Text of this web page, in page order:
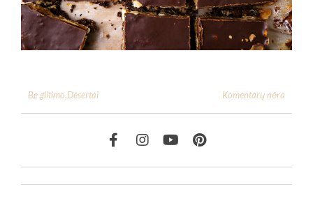
Be glitimo,Desertai Komentarų nėra